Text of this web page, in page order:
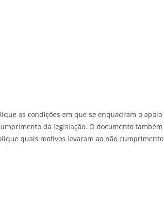
as condições em que se enquadram o apoio
da legislação. O documento também
quais motivos levaram ao não cumprimento